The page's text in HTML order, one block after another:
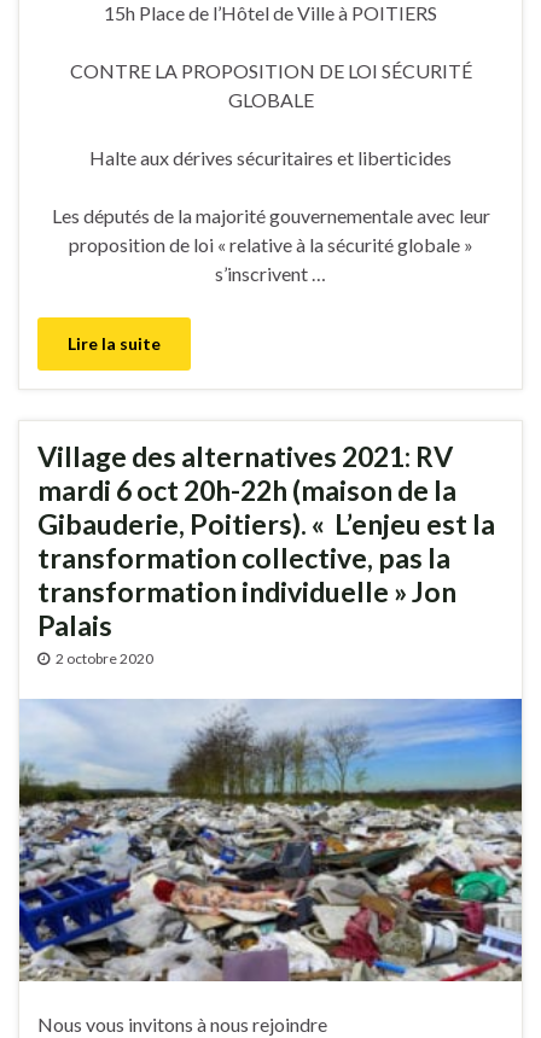
15h Place de l’Hôtel de Ville à POITIERS
CONTRE LA PROPOSITION DE LOI SÉCURITÉ
GLOBALE
Halte aux dérives sécuritaires et liberticides
Les députés de la majorité gouvernementale avec leur
proposition de loi « relative à la sécurité globale »
s’inscrivent …
Lire la suite
Village des alternatives 2021: RV
mardi 6 oct 20h-22h (maison de la
Gibauderie, Poitiers). « L’enjeu est la
transformation collective, pas la
transformation individuelle » Jon
Palais
2 octobre 2020
Nous vous invitons à nous rejoindre